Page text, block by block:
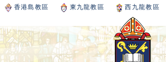
香港島教區 東九龍教區 西九龍教區